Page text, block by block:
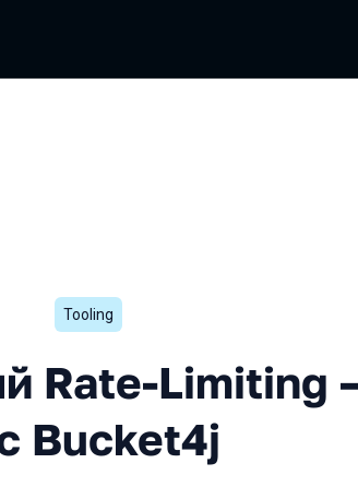
Limiting — это
Tooling
Rate-Limiting
Bucket4j